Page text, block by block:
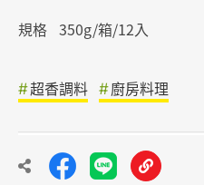
規格 350g/箱/12入
超香調料 廚房料理